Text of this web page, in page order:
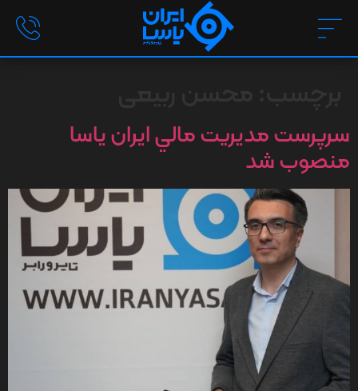
سرپرست مديريت مالي ایران یاسا
منصوب شد